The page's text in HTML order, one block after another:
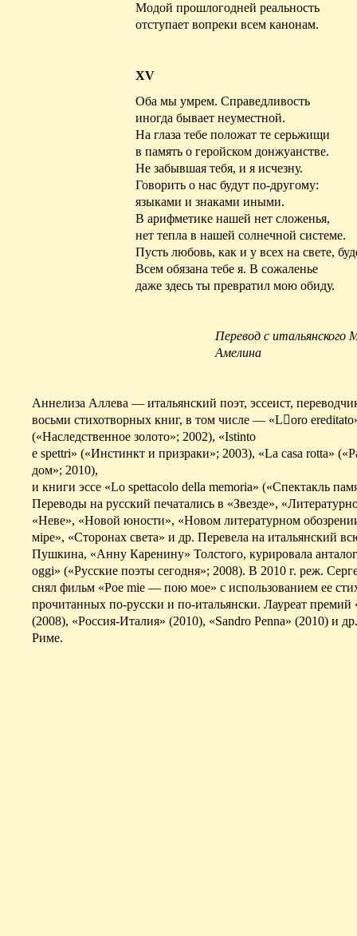
Модой прошлогодней реальность
отступает вопреки всем канонам.
XV
Оба мы умрем. Справедливость
иногда бывает неуместной.
На глаза тебе положат те серьжищи
в память о геройском донжуанстве.
Не забывшая тебя, и я исчезну.
Говорить о нас будут по-другому:
языками и знаками иными.
В арифметике нашей нет сложенья,
нет тепла в нашей солнечной системе.
Пусть любовь, как и у всех на свете,
Всем обязана тебе я. В сожаленье
даже здесь ты превратил мою обиду.
Перевод с итальянского
Амелина
Аннелиза Аллева — итальянский поэт, эссеист,
восьми стихотворных книг, в том числе — «Loro ereditato
(«Наследственное золото»; 2002), «Istinto
e spettri» («Инстинкт и призраки»; 2003), «La casa rotta»
дом»; 2010),
и книги эссе «Lo spettacolo della memoria» («Спектакль
Переводы на русский печатались в «Звезде»,
«Неве», «Новой юности», «Новом литературном
мiре», «Сторонах света» и др. Перевела на итальянский
Пушкина, «Анну Каренину» Толстого, курировала
oggi» («Русские поэты сегодня»; 2008). В 2010 г. реж.
снял фильм «Poe mie — пою мое» с использованием ее
прочитанных по-русски и по-итальянски. Лауреат премий
(2008), «Россия-Италия» (2010), «Sandro Penna» (2010) и
Риме.